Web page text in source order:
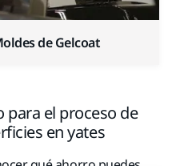
de Gelcoat
para el proceso de
en yates